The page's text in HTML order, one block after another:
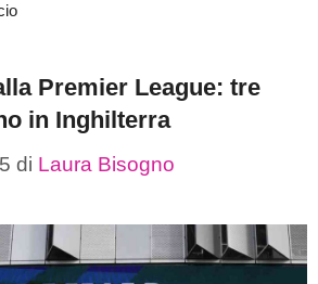
Premier League: tre
in Inghilterra
di Laura Bisogno